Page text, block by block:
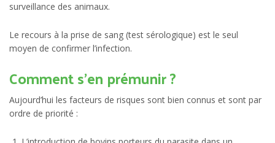
surveillance des animaux.
Le recours à la prise de sang (test sérologique) est le seul
moyen de confirmer l’infection.
Comment s’en prémunir ?
Aujourd’hui les facteurs de risques sont bien connus et sont par
ordre de priorité :